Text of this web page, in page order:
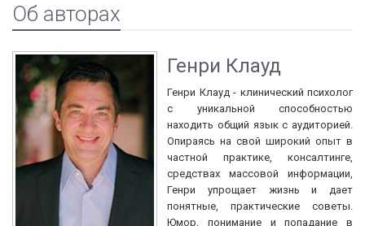
Об авторах
Генри Клауд
Генри Клауд - клинический психолог
с уникальной способностью
находить общий язык с аудиторией.
Опираясь на свой широкий опыт в
частной практике, консалтинге,
средствах массовой информации,
Генри упрощает жизнь и дает
понятные, практические советы.
Юмор, понимание и попадание в